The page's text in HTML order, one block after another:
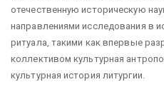
отечественную историческую
направлениями исследования в
ритуала, такими как впервые
коллективом культурная
культурная история литургии.